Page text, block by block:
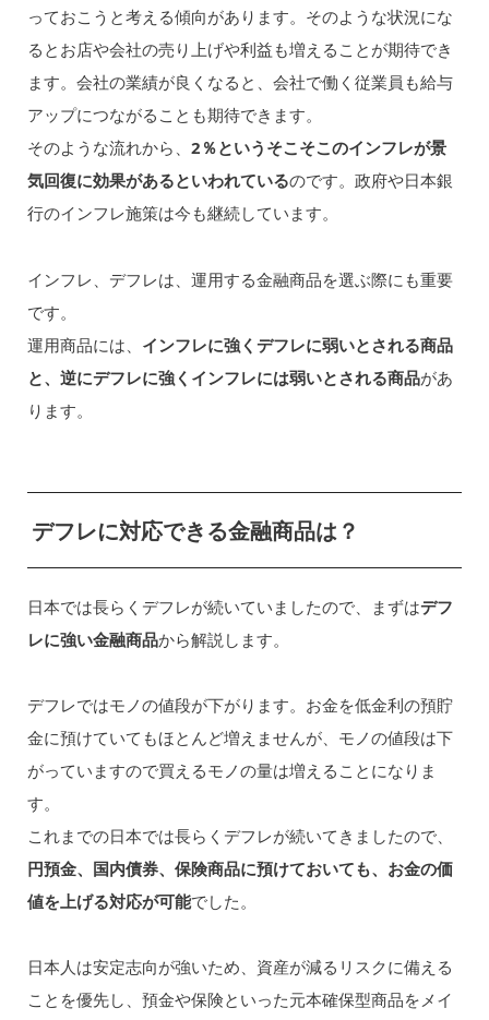
っておこうと考える傾向があります。そのような状況にな
るとお店や会社の売り上げや利益も増えることが期待でき
ます。会社の業績が良くなると、会社で働く従業員も給与
アップにつながることも期待できます。
そのような流れから、 2％というそこそこのインフレが景
気回復に効果があるといわれているのです。政府や日本銀
行のインフレ施策は今も継続しています。
インフレ、デフレは、運用する金融商品を選ぶ際にも重要
です。
運用商品には、 インフレに強くデフレに弱いとされる商品
と、逆にデフレに強くインフレには弱いとされる商品があ
ります。
デフレに対応できる金融商品は？
日本では長らくデフレが続いていましたので、まずはデフ
レに強い金融商品から解説します。
デフレではモノの値段が下がります。お金を低金利の預貯
金に預けていてもほとんど増えませんが、モノの値段は下
がっていますので買えるモノの量は増えることになりま
す。
これまでの日本では長らくデフレが続いてきましたので、
円預金、国内債券、保険商品に預けておいても、お金の価
値を上げる対応が可能でした。
日本人は安定志向が強いため、資産が減るリスクに備える
ことを優先し、預金や保険といった元本確保型商品をメイ